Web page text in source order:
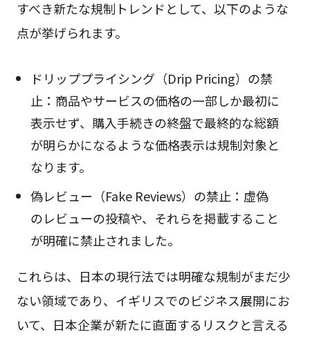
すべき新たな規制トレンドとして、以下のような
点が挙げられます。
ドリッププライシング（Drip Pricing）の禁
止：商品やサービスの価格の一部しか最初に
表示せず、購入手続きの終盤で最終的な総額
が明らかになるような価格表示は規制対象と
なります。
偽レビュー（Fake Reviews）の禁止：虚偽
のレビューの投稿や、それらを掲載すること
が明確に禁止されました。
これらは、日本の現行法では明確な規制がまだ少
ない領域であり、イギリスでのビジネス展開にお
いて、日本企業が新たに直面するリスクと言える